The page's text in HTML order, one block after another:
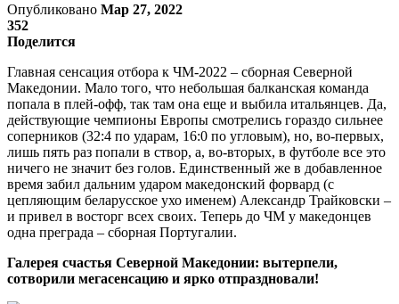
Опубликовано Мар 27, 2022
352
Поделится
Главная сенсация отбора к ЧМ-2022 – сборная Северной
Македонии. Мало того, что небольшая балканская команда
попала в плей-офф, так там она еще и выбила итальянцев. Да,
действующие чемпионы Европы смотрелись гораздо сильнее
соперников (32:4 по ударам, 16:0 по угловым), но, во-первых,
лишь пять раз попали в створ, а, во-вторых, в футболе все это
ничего не значит без голов. Единственный же в добавленное
время забил дальним ударом македонский форвард (с
цепляющим беларусское ухо именем) Александр Трайковски –
и привел в восторг всех своих. Теперь до ЧМ у македонцев
одна преграда – сборная Португалии.
Галерея счастья Северной Македонии: вытерпели,
сотворили мегасенсацию и ярко отпраздновали!